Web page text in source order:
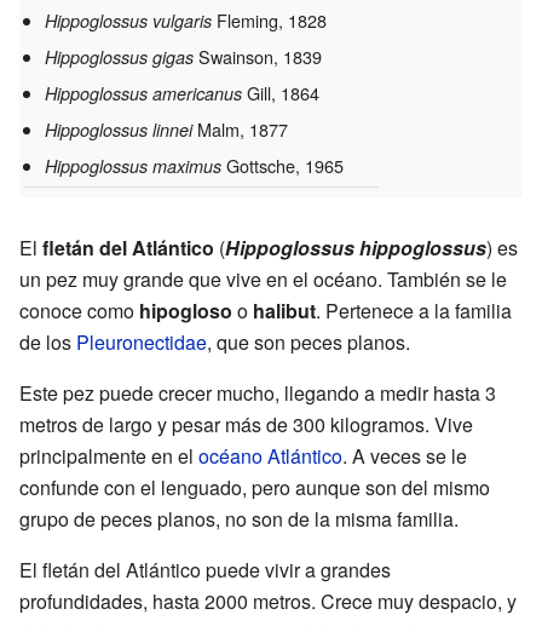
Hippoglossus vulgaris Fleming, 1828
Hippoglossus gigas Swainson, 1839
Hippoglossus americanus Gill, 1864
Hippoglossus linnei Malm, 1877
Hippoglossus maximus Gottsche, 1965
El fletán del Atlántico (Hippoglossus hippoglossus) es
un pez muy grande que vive en el océano. También se le
conoce como hipogloso o halibut. Pertenece a la familia
de los Pleuronectidae, que son peces planos.
Este pez puede crecer mucho, llegando a medir hasta 3
metros de largo y pesar más de 300 kilogramos. Vive
principalmente en el océano Atlántico. A veces se le
confunde con el lenguado, pero aunque son del mismo
grupo de peces planos, no son de la misma familia.
El fletán del Atlántico puede vivir a grandes
profundidades, hasta 2000 metros. Crece muy despacio, y